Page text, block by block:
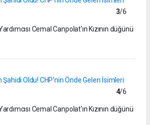
3/6
Cemal Canpolat'ın Kızının düğünü
4/6
Cemal Canpolat'ın Kızının düğünü